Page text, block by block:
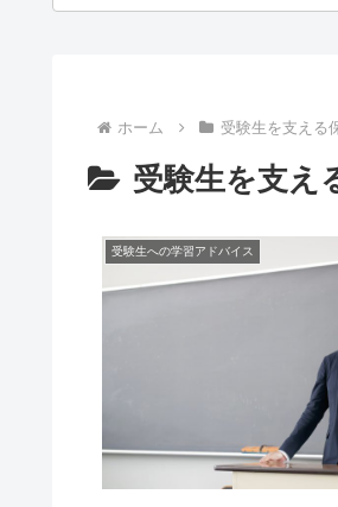
ホーム 受験生を支える
受験生を支え
受験生への学習アドバイス